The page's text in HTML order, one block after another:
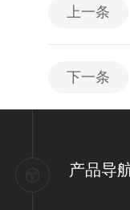
上一条
下一条
产品导